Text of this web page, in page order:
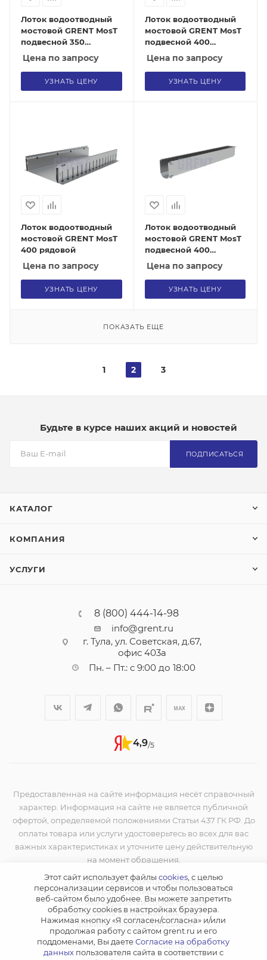
Лоток водоотводный
мостовой GRENT MosT
подвесной 350
выпускной торцевой
Цена по запросу
УЗНАТЬ ЦЕНУ
Лоток водоотводный
мостовой GRENT MosT
подвесной 400
рядовой
Цена по запросу
УЗНАТЬ ЦЕНУ
Лоток водоотводный
мостовой GRENT MosT
400 рядовой
Цена по запросу
УЗНАТЬ ЦЕНУ
Лоток водоотводный
мостовой GRENT MosT
подвесной 400
торцевой
Цена по запросу
УЗНАТЬ ЦЕНУ
ПОКАЗАТЬ ЕЩЕ
1 2 3
Будьте в курсе наших акций и новостей
ПОДПИСАТЬСЯ
КАТАЛОГ
КОМПАНИЯ
УСЛУГИ
8 (800) 444-14-98
info@grent.ru
г. Тула, ул. Советская, д.67,
офис 403а
Пн. – Пт.: с 9:00 до 18:00
4,9/5
Предоставленная на сайте информация несёт справочный
характер. Информация на сайте не является публичной
офертой, определяемой положениями Статьи 437 ГК РФ. До
оплаты товара или услуги удостоверьтесь во всех для вас
важных характеристиках и уточните цену действительную
на момент обращения.
Политика конфиденциальности
Согласие на обработку персональных данных
Политика обработки cookie-файлов
Согласие на получение рекламы
Правила пользования сайтом
2026 © ООО "ГРЭНТ" | Карта сайта
Этот сайт использует файлы cookies, с целью
персонализации сервисов и чтобы пользоваться
веб-сайтом было удобнее. Вы можете запретить
обработку сookies в настройках браузера.
Нажимая кнопку «Я согласен/согласна» и/или
продолжая работу с сайтом grent.ru и его
поддоменами, Вы даетеСогласие на обработку
данныхпользователя сайта в соответствии с